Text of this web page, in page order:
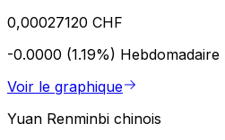
0,00027120 CHF
-0.0000 (1.19%) Hebdomadaire
Voir le graphique
Yuan Renminbi chinois